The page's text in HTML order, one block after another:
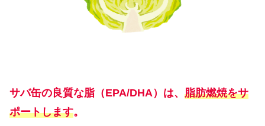
サバ缶の良質な脂（EPA/DHA）は、 脂肪燃焼をサ
ポートします。